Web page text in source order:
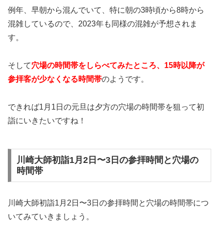
例年、早朝から混んでいて、特に朝の3時頃から8時から
混雑しているので、2023年も同様の混雑が予想されま
す。
そして穴場の時間帯をしらべてみたところ、15時以降が
参拝客が少なくなる時間帯のようです。
できれば1月1日の元旦は夕方の穴場の時間帯を狙って初
詣にいきたいですね！
川崎大師初詣1月2日〜3日の参拝時間と穴場の
時間帯
川崎大師初詣1月2日〜3日の参拝時間と穴場の時間帯につ
いてみていきましょう。